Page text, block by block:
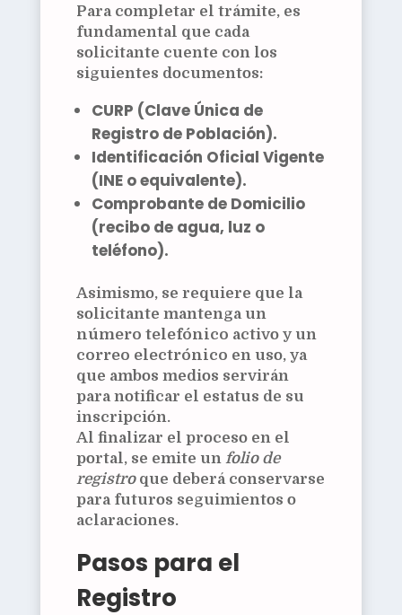
Para completar el trámite, es
fundamental que cada
solicitante cuente con los
siguientes documentos:
CURP (Clave Única de
Registro de Población).
Identificación Oficial Vigente
(INE o equivalente).
Comprobante de Domicilio
(recibo de agua, luz o
teléfono).
Asimismo, se requiere que la
solicitante mantenga un
número telefónico activo y un
correo electrónico en uso, ya
que ambos medios servirán
para notificar el estatus de su
inscripción.
Al finalizar el proceso en el
portal, se emite un folio de
registroque deberá conservarse
para futuros seguimientos o
aclaraciones.
Pasos para el
Registro